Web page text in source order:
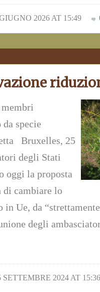
2026 AT 15:49
specie
Bruxelles, 25
degli Stati
oggi la proposta
di cambiare lo
Ue, da
degli
SETTEMBRE 2024 AT 15:36